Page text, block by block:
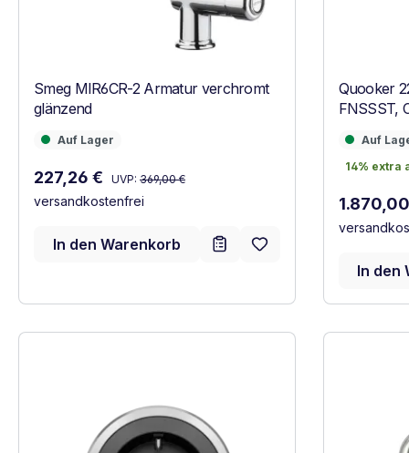
Smeg MIR6CR-2 Armatur verchromt
glänzend
Auf Lager
Auf Lager
Verkaufspreis:
227,26 € Regulärer Preis:
UVP: 369,00 €
versandkostenfrei
In den Warenkorb
Quooker
FNSSST,
Auf Lager
Auf
14% extra
14% extra
In den